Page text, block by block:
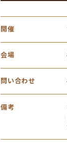
開催
会場
問い合わせ
備考